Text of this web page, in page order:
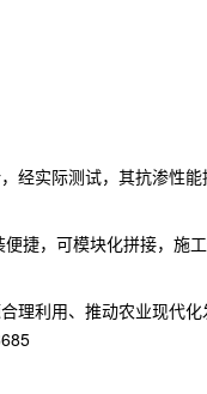
经实际测试，其抗渗性
捷，可模块化拼接，施
利用、推动农业现代化